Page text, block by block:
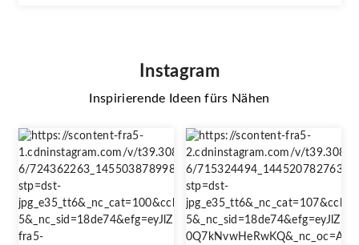
Instagram
Inspirierende Ideen fürs Nähen